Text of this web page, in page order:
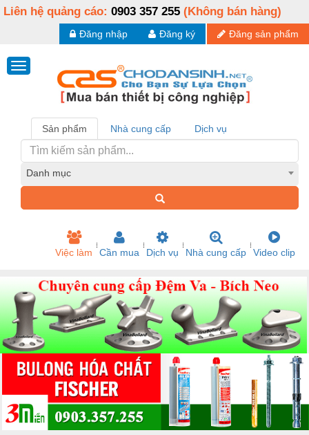
Liên hệ quảng cáo: 0903 357 255 (Không bán hàng)
Đăng sản phẩm
Đăng ký
Đăng nhập
Sản phẩm Nhà cung cấp Dịch vụ
Danh mục
Việc làm Cần mua Dịch vụ Nhà cung cấp Video clip